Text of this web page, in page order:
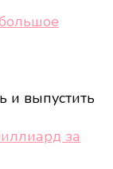
и выпустить
за